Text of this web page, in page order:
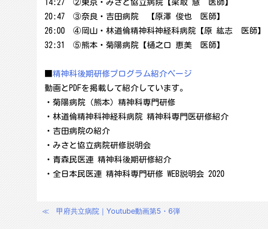
14:27 ②東京・みさと協立病院【梁取 慧 医師】
20:47 ③奈良・吉田病院 【原澤 俊也 医師】
26:00 ④岡山・林道倫精神科神経科病院【原 紘志 医師】
32:31 ⑤熊本・菊陽病院【樋之口 恵美 医師】
精神科後期研修プログラム紹介ページ
動画とPDFを掲載して紹介しています。
・菊陽病院（熊本）精神科専門研修
・林道倫精神科神経科病院 精神科専門医研修紹介
・吉田病院の紹介
・みさと協立病院研修説明会
・青森民医連 精神科後期研修紹介
・全日本民医連 精神科専門研修 WEB説明会 2020
投≪ 甲府共立病院｜Youtube動画第5・6弾